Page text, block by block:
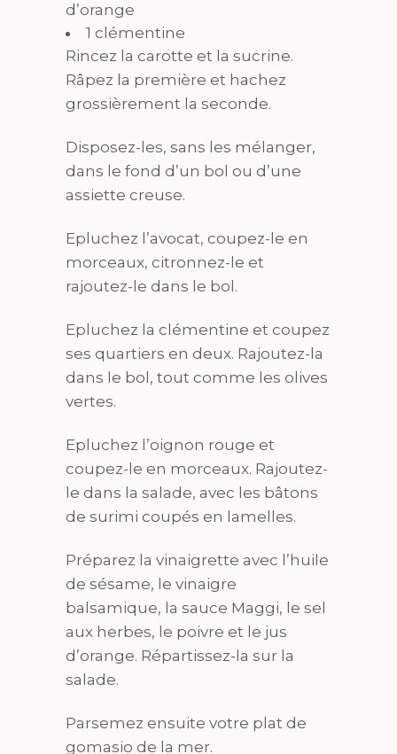
d’orange
1 clémentine
Rincez la carotte et la sucrine.
Râpez la première et hachez
grossièrement la seconde.
Disposez-les, sans les mélanger,
dans le fond d’un bol ou d’une
assiette creuse.
Epluchez l’avocat, coupez-le en
morceaux, citronnez-le et
rajoutez-le dans le bol.
Epluchez la clémentine et coupez
ses quartiers en deux. Rajoutez-la
dans le bol, tout comme les olives
vertes.
Epluchez l’oignon rouge et
coupez-le en morceaux. Rajoutez-
le dans la salade, avec les bâtons
de surimi coupés en lamelles.
Préparez la vinaigrette avec l’huile
de sésame, le vinaigre
balsamique, la sauce Maggi, le sel
aux herbes, le poivre et le jus
d’orange. Répartissez-la sur la
salade.
Parsemez ensuite votre plat de
gomasio de la mer.